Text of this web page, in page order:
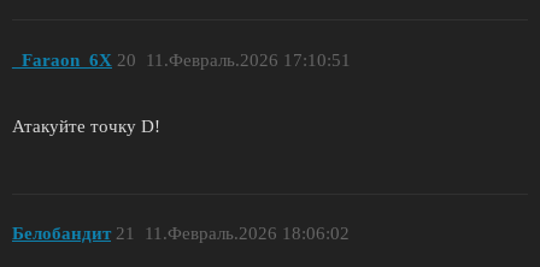
_Faraon_6X 11.Февраль.2026 17:10:51
20
Атакуйте точку D!
Белобандит 11.Февраль.2026 18:06:02
21